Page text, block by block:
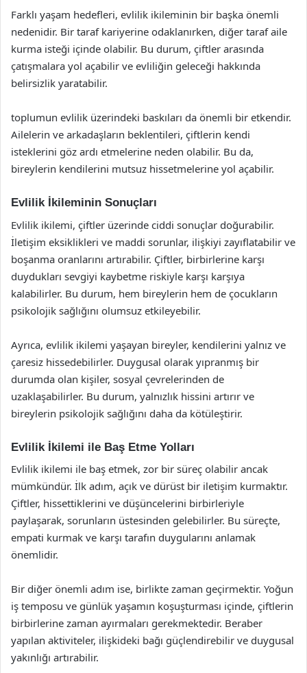
Farklı yaşam hedefleri, evlilik ikileminin bir başka önemli
nedenidir. Bir taraf kariyerine odaklanırken, diğer taraf aile
kurma isteği içinde olabilir. Bu durum, çiftler arasında
çatışmalara yol açabilir ve evliliğin geleceği hakkında
belirsizlik yaratabilir.
toplumun evlilik üzerindeki baskıları da önemli bir etkendir.
Ailelerin ve arkadaşların beklentileri, çiftlerin kendi
isteklerini göz ardı etmelerine neden olabilir. Bu da,
bireylerin kendilerini mutsuz hissetmelerine yol açabilir.
Evlilik İkileminin Sonuçları
Evlilik ikilemi, çiftler üzerinde ciddi sonuçlar doğurabilir.
İletişim eksiklikleri ve maddi sorunlar, ilişkiyi zayıflatabilir ve
boşanma oranlarını artırabilir. Çiftler, birbirlerine karşı
duydukları sevgiyi kaybetme riskiyle karşı karşıya
kalabilirler. Bu durum, hem bireylerin hem de çocukların
psikolojik sağlığını olumsuz etkileyebilir.
Ayrıca, evlilik ikilemi yaşayan bireyler, kendilerini yalnız ve
çaresiz hissedebilirler. Duygusal olarak yıpranmış bir
durumda olan kişiler, sosyal çevrelerinden de
uzaklaşabilirler. Bu durum, yalnızlık hissini artırır ve
bireylerin psikolojik sağlığını daha da kötüleştirir.
Evlilik İkilemi ile Baş Etme Yolları
Evlilik ikilemi ile baş etmek, zor bir süreç olabilir ancak
mümkündür. İlk adım, açık ve dürüst bir iletişim kurmaktır.
Çiftler, hissettiklerini ve düşüncelerini birbirleriyle
paylaşarak, sorunların üstesinden gelebilirler. Bu süreçte,
empati kurmak ve karşı tarafın duygularını anlamak
önemlidir.
Bir diğer önemli adım ise, birlikte zaman geçirmektir. Yoğun
iş temposu ve günlük yaşamın koşuşturması içinde, çiftlerin
birbirlerine zaman ayırmaları gerekmektedir. Beraber
yapılan aktiviteler, ilişkideki bağı güçlendirebilir ve duygusal
yakınlığı artırabilir.